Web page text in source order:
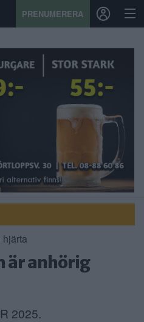
PRENUMERERA
är anhörig
2025.